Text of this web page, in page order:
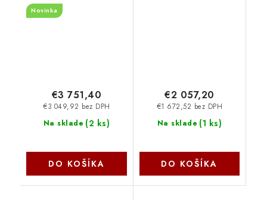
400 nits/32GB/1TB
Novinka
Na sklade (2 ks)
€3 049,92 bez DPH
€3 751,40
DO KOŠÍKA
Na sklade (1 ks)
€1 672,52 bez DPH
€2 057,20
DO KOŠÍKA